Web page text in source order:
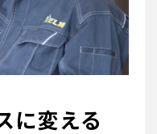
に変える